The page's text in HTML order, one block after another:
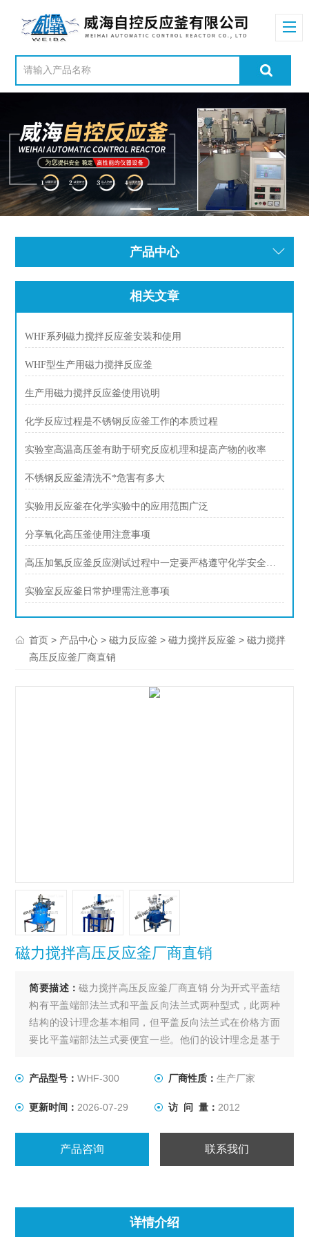
产品中心
相关文章
WHF系列磁力搅拌反应釜安装和使用
WHF型生产用磁力搅拌反应釜
生产用磁力搅拌反应釜使用说明
化学反应过程是不锈钢反应釜工作的本质过程
实验室高温高压釜有助于研究反应机理和提高产物的收率
不锈钢反应釜清洗不*危害有多大
实验用反应釜在化学实验中的应用范围广泛
分享氧化高压釜使用注意事项
高压加氢反应釜反应测试过程中一定要严格遵守化学安全规范
实验室反应釜日常护理需注意事项
首页 > 产品中心 >磁力反应釜 >磁力搅拌反应釜 > 磁力搅拌
高压反应釜厂商直销
磁力搅拌高压反应釜厂商直销
简要描述：磁力搅拌高压反应釜厂商直销 分为开式平盖结
构有平盖端部法兰式和平盖反向法兰式两种型式，此两种
结构的设计理念基本相同，但平盖反向法兰式在价格方面
要比平盖端部法兰式要便宜一些。他们的设计理念是基于
35Mpa），对温度没有太大的限制，容积较小（3000L以
产品型号：WHF-300 厂商性质： 生产厂家
更新时间： 2026-07-29 访 问 量： 2012
产品咨询 联系我们
详情介绍